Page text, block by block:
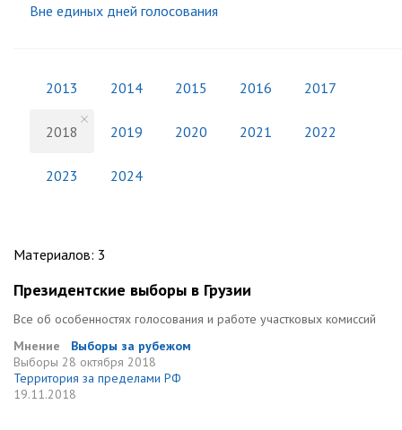
Вне единых дней голосования
2013 2014 2015 2016 2017
2018 2019 2020 2021 2022
2023 2024
Материалов: 3
Президентские выборы в Грузии
Все об особенностях голосования и работе участковых комиссий
Мнение
Выборы за рубежом
Выборы 28 октября 2018
Территория за пределами РФ
19.11.2018